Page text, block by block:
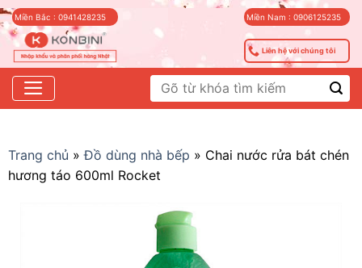
Skip
to
content
Miền Bắc : 0941428235 Miền Nam : 0906125235
Liên hệ với chúng tôi
Tìm
kiếm:
Trang chủ »Đồ dùng nhà bếp » Chai nước rửa bát chén
hương táo 600ml Rocket